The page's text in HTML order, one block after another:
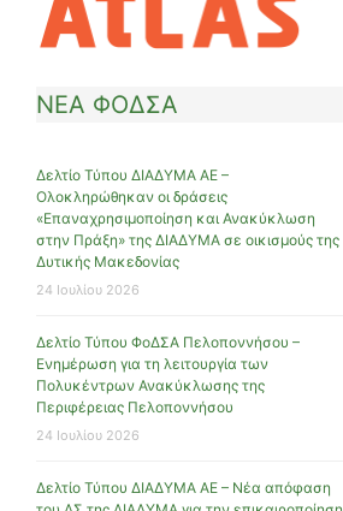
ΝΕΑ ΦΟΔΣΑ
Δελτίο Τύπου ΔΙΑΔΥΜΑ ΑΕ –
Ολοκληρώθηκαν οι δράσεις
«Επαναχρησιμοποίηση και Ανακύκλωση
στην Πράξη» της ΔΙΑΔΥΜΑ σε οικισμούς της
Δυτικής Μακεδονίας
24 Ιουλίου 2026
Δελτίο Τύπου ΦοΔΣΑ Πελοποννήσου –
Ενημέρωση για τη λειτουργία των
Πολυκέντρων Ανακύκλωσης της
Περιφέρειας Πελοποννήσου
24 Ιουλίου 2026
Δελτίο Τύπου ΔΙΑΔΥΜΑ ΑΕ – Νέα απόφαση